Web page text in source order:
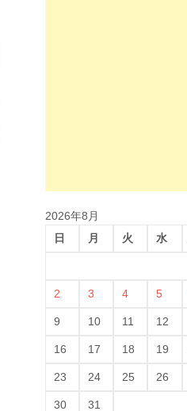
2026年8月
日
月 火 水
2 3 4 5
9 10 11 12
16 17 18 19
23 24 25 26
30 31